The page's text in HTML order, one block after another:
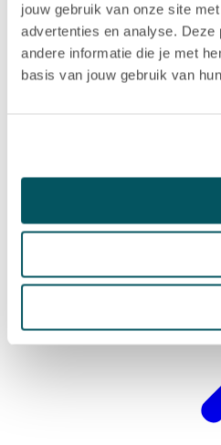
jouw gebruik van onze site
advertenties en analyse.
andere informatie die je met
basis van jouw gebruik van
Nachhaltigkeit